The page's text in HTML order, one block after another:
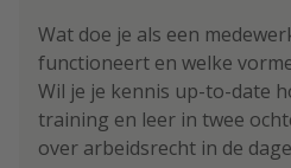
Wat doe je als een
functioneert en welke
Wil je je kennis up-to-date
training en leer in twee
over arbeidsrecht in de